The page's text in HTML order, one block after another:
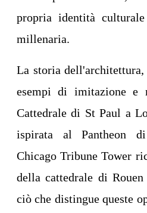
propria identità
millenaria.
La storia
esempi di imitazione e
Cattedrale di St Paul a
ispirata al Pantheon
Chicago Tribune Tower
della cattedrale di
ciò che distingue queste